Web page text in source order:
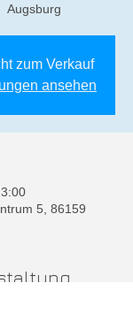
Augsburg
zum Verkauf
ansehen
5, 86159